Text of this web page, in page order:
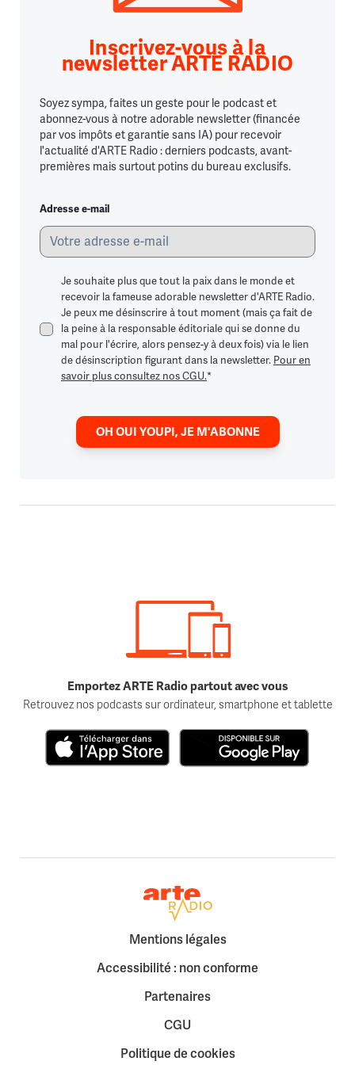
Inscrivez-vous à la
newsletter ARTE RADIO
Soyez sympa, faites un geste pour le podcast et
abonnez-vous à notre adorable newsletter (financée
par vos impôts et garantie sans IA) pour recevoir
l'actualité d'ARTE Radio : derniers podcasts, avant-
premières mais surtout potins du bureau exclusifs.
Adresse e-mail
Je souhaite plus que tout la paix dans le monde et
recevoir la fameuse adorable newsletter d'ARTE Radio.
Je peux me désinscrire à tout moment (mais ça fait de
la peine à la responsable éditoriale qui se donne du
mal pour l'écrire, alors pensez-y à deux fois) via le lien
de désinscription figurant dans la newsletter. Pour en
savoir plus consultez nos CGU.*
OH OUI YOUPI, JE M'ABONNE
Emportez ARTE Radio partout avec vous
Retrouvez nos podcasts sur ordinateur, smartphone et tablette
Retour à la page d'accueil
Mentions légales
Accessibilité : non conforme
Partenaires
CGU
Politique de cookies